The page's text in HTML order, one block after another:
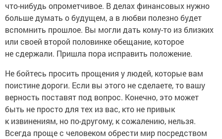
что-нибудь опрометчивое. В делах финансовых нужно
больше думать о будущем, а в любви полезно будет
вспомнить прошлое. Вы могли дать кому-то из близких
или своей второй половинке обещание, которое
не сдержали. Пришла пора исправить положение.
Не бойтесь просить прощения у людей, которые вам
поистине дороги. Если вы этого не сделаете, то вашу
верность поставят под вопрос. Конечно, это может
быть не просто для тех из вас, кто не привык
к извинениям, но по-другому, к сожалению, нельзя.
Всегда проще с человеком обрести мир посредством